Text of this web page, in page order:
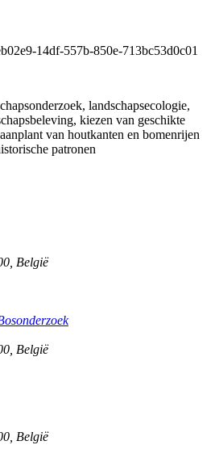
14df-557b-850e-713bc53d0c01
landschapsecologie,
kiezen van geschikte
van houtkanten en bomenrijen
patronen
België
België
België